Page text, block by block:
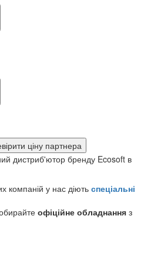
ціну партнера
дистриб'ютор бренду Ecosoft в
компаній у нас діють спеціальні
офіційне обладнання з